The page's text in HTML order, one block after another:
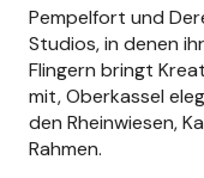
Pempelfort und
Studios, in denen
Flingern bringt
mit, Oberkassel
den Rheinwiesen,
Rahmen.